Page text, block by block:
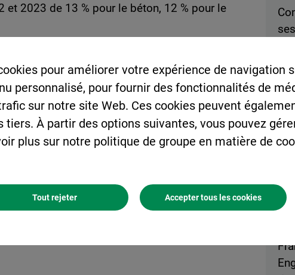
2023 de 13 % pour le béton, 12 % pour le
de réaménagement
biodiversité en 2030 grâce au système BIRS
par l’UICN,
d’eau,
cimenterie et un haut niveau de
Entreprises engagées (compatible ISO 26000)
pour améliorer votre expérience de navigation
personnalisé, pour fournir des fonctionnalités de
sur notre site Web. Ces cookies peuvent
tiers. À partir des options suivantes, vous pouvez
plus sur notre politique de groupe en matière de
Accepter tous les cookies
Tout rejeter